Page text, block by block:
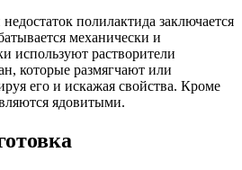
полилактида заключается
механически и
используют растворители
которые размягчают или
его и искажая свойства. Кроме
ядовитыми.